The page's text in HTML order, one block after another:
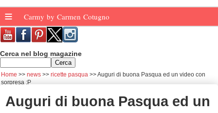
≡ Carmy by Carmen Cotugno
Cerca nel blog magazine
Home news ricette pasqua
Auguri di buona Pasqua ed un video con
sorpresa :P
Auguri di buona Pasqua ed un